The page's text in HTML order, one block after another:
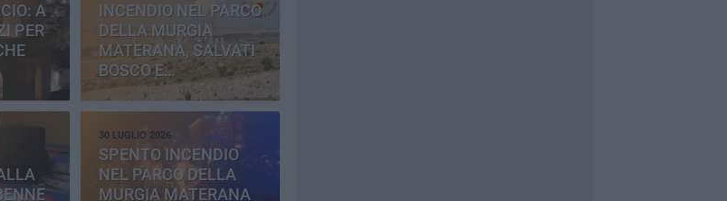
A
PER
INCENDIO NEL PARCO
DELLA MURGIA
MATERANA, SALVATI
BOSCO E
CEMENTERIA
30 LUGLIO 2026
SPENTO INCENDIO
NEL PARCO DELLA
MURGIA MATERANA